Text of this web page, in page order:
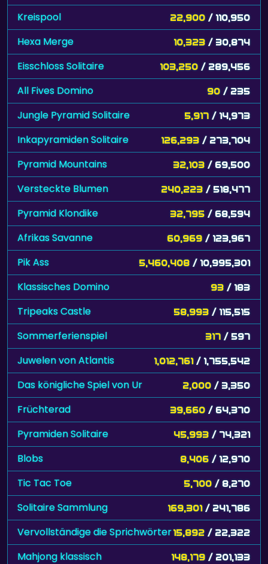
Kreispool 22,900 / 110,950
Hexa Merge 10,323 / 30,874
Eisschloss Solitaire 103,250 / 289,456
All Fives Domino 90 / 235
Jungle Pyramid Solitaire 5,917 / 14,973
Inkapyramiden Solitaire 126,293 / 273,704
Pyramid Mountains 32,103 / 69,500
Versteckte Blumen 240,223 / 518,477
Pyramid Klondike 32,795 / 68,594
Afrikas Savanne 60,969 / 123,967
Pik Ass 5,460,408 / 10,995,301
Klassisches Domino 93 / 183
Tripeaks Castle 58,993 / 115,515
Sommerferienspiel 317 / 597
Juwelen von Atlantis 1,012,761 / 1,755,542
Das königliche Spiel von Ur 2,000 / 3,350
Früchterad 39,660 / 64,370
Pyramiden Solitaire 45,993 / 74,321
Blobs 8,406 / 12,970
Tic Tac Toe 5,700 / 8,270
Solitaire Sammlung 169,301 / 241,786
Vervollständige die Sprichwörter15,892 / 22,322
Mahjong klassisch 148,179 / 201,133